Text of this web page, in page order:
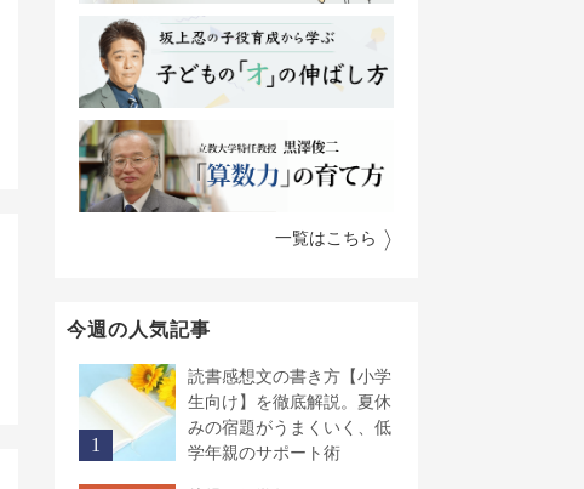
一覧はこちら
今週の人気記事
読書感想文の書き方【小学
生向け】を徹底解説。夏休
みの宿題がうまくいく、低
学年親のサポート術